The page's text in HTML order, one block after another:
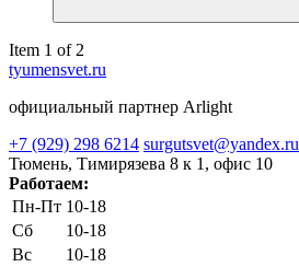
Item 1 of 2
tyumensvet.ru
официальный партнер Arlight
+7 (929) 298 6214 surgutsvet@yandex.ru
Тюмень, Тимирязева 8 к 1, офис 10
Работаем:
Пн-Пт 10-18
Сб
10-18
Вс
10-18